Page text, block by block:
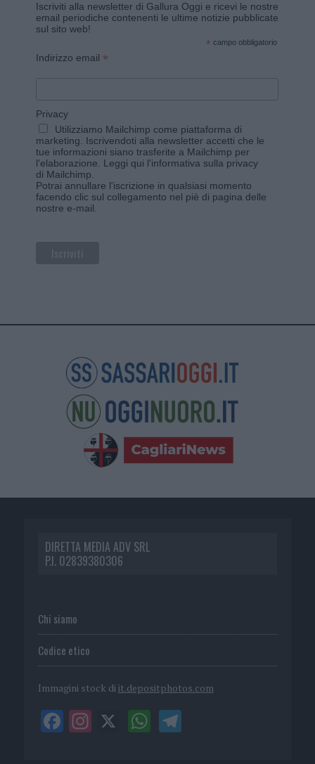
Iscriviti alla newsletter di Gallura Oggi e ricevi le nostre
email periodiche contenenti le ultime notizie pubblicate
sul sito web!
* campo obbligatorio
Indirizzo email *
Privacy
Utilizziamo Mailchimp come piattaforma di
marketing. Iscrivendoti alla newsletter accetti che le
tue informazioni siano trasferite a Mailchimp per
l'elaborazione. Leggi qui l'informativa sulla privacy
di Mailchimp
Potrai annullare l'iscrizione in qualsiasi momento
facendo clic sul collegamento nel piè di pagina delle
nostre e-mail.
DIRETTA MEDIA ADV SRL
P.I. 02839380306
Chi siamo
Codice etico
Immagini stock di it.depositphotos.com